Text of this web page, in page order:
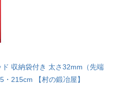
収納袋付き 太さ32mm（先端
215cm 【村の鍛冶屋】